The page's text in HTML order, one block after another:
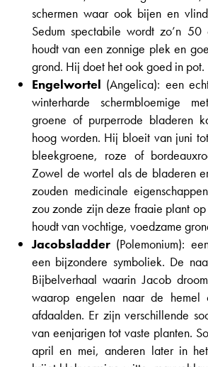
schermen waar ook bijen en
Sedum spectabile wordt zo’n 50
houdt van een zonnige plek en
grond. Hij doet het ook goed in pot.
Engelwortel (Angelica): een
winterharde schermbloemige
groene of purperrode bladeren
hoog worden. Hij bloeit van juni
bleekgroene, roze of
Zowel de wortel als de bladeren
zouden medicinale
zou zonde zijn deze fraaie plant
houdt van vochtige, voedzame
Jacobsladder (Polemonium):
een bijzondere symboliek. De
Bijbelverhaal waarin Jacob
waarop engelen naar de hemel
afdaalden. Er zijn verschillende
van eenjarigen tot vaste planten.
april en mei, anderen later in